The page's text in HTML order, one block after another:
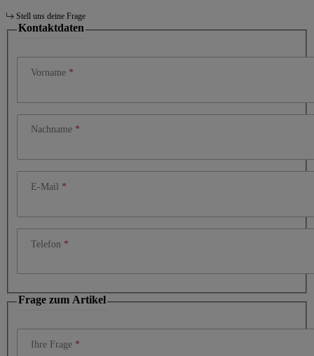
Stell uns deine Frage
Kontaktdaten
Vorname
Nachname
E-Mail
Telefon
Frage zum Artikel
Ihre Frage